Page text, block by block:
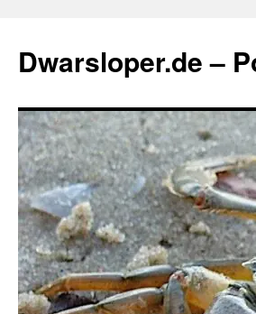
springen
Dwarsloper.de –